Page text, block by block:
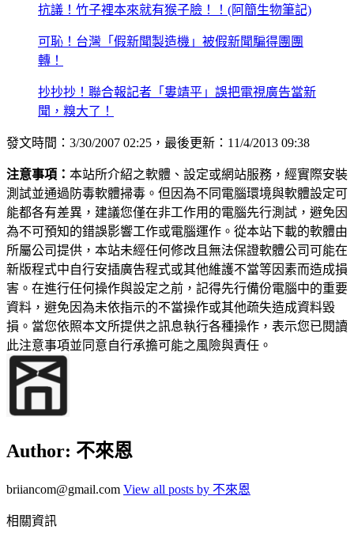
抗議！竹子裡本來就有猴子臉！！(阿簡生物筆記)
可恥！台灣「假新聞製造機」被假新聞騙得團團
轉！
抄抄抄！聯合報記者「婁靖平」誤把電視廣告當新
聞，糗大了！
發文時間：3/30/2007 02:25，最後更新：11/4/2013 09:38
注意事項： 本站所介紹之軟體、設定或網站服務，經實際安裝
測試並通過防毒軟體掃毒。但因為不同電腦環境與軟體設定可
能都各有差異，建議您僅在非工作用的電腦先行測試，避免因
為不可預知的錯誤影響工作或電腦運作。從本站下載的軟體由
所屬公司提供，本站未經任何修改且無法保證軟體公司可能在
新版程式中自行安插廣告程式或其他維護不當等因素而造成損
害。在進行任何操作與設定之前，記得先行備份電腦中的重要
資料，避免因為未依指示的不當操作或其他疏失造成資料毀
損。當您依照本文所提供之訊息執行各種操作，表示您已閱讀
此注意事項並同意自行承擔可能之風險與責任。
Author: 不來恩
briiancom@gmail.com View all posts by 不來恩
相關資訊